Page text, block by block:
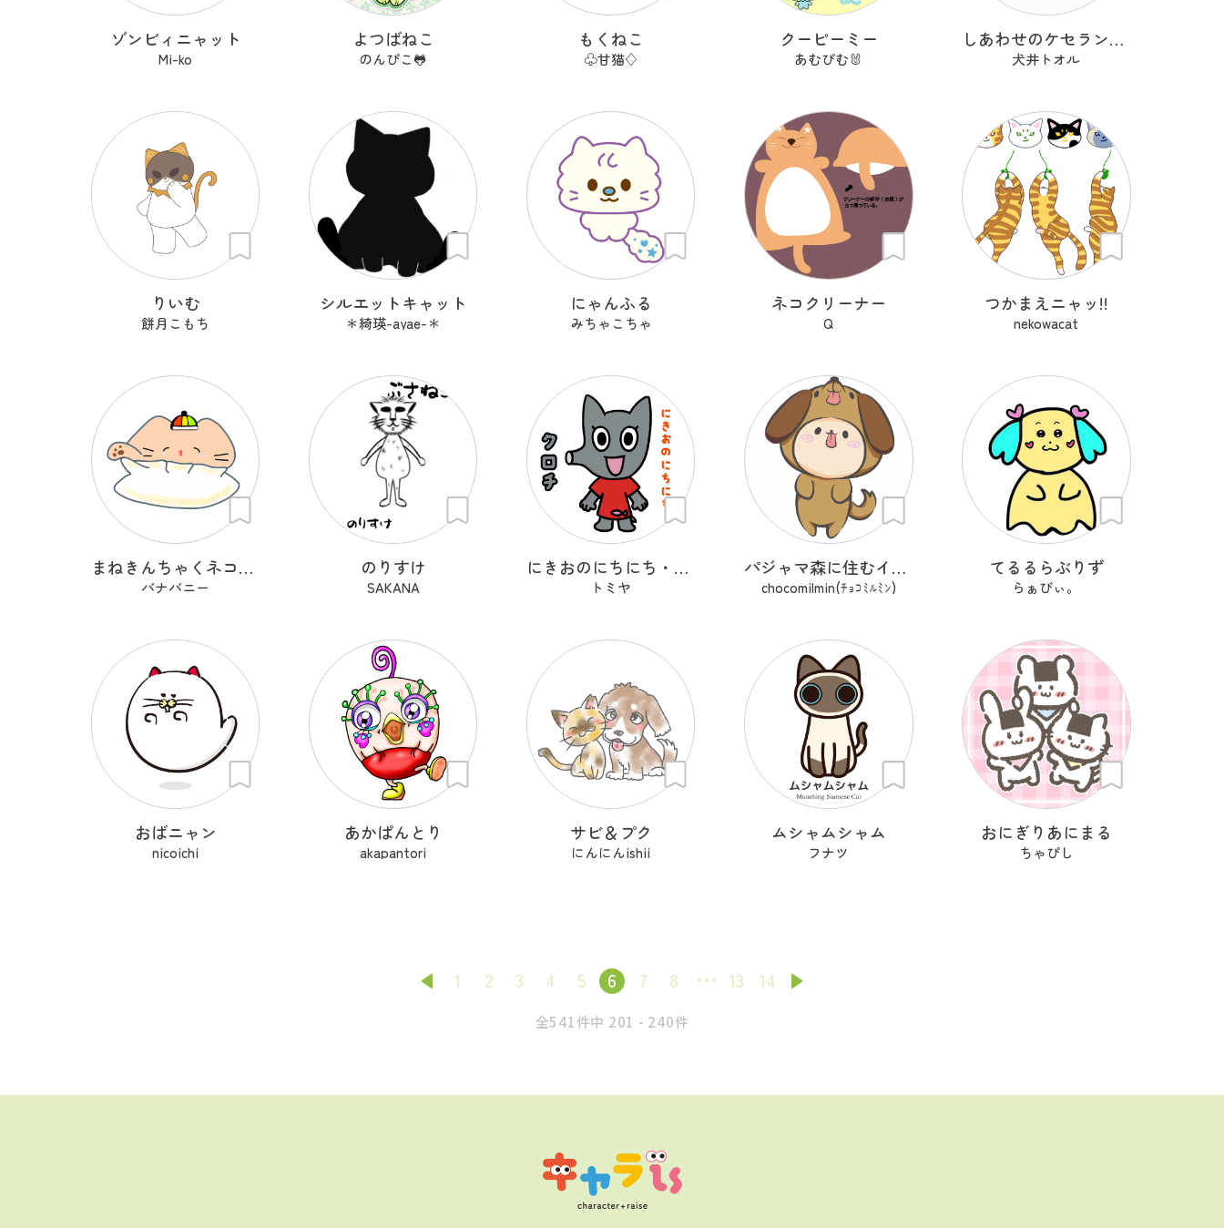
ゾンビィニャット
Mi-ko
よつばねこ
のんぴこ🐸
もくねこ
♧甘猫♢
クーピーミー
あむぴむ🐰
しあわせのケセランパサニャン
犬井トオル
りいむ
餅月こもち
シルエットキャット
＊綺瑛-ayae-＊
にゃんふる
みちゃこちゃ
ネコクリーナー
Q
つかまえニャッ!!
nekowacat
まねきんちゃくネコ（餃子巾着）
バナバニー
のりすけ
SAKANA
にきおのにちにち・クロチ
トミヤ
パジャマ森に住むイヌ？のワン
chocomilmin(ﾁｮｺﾐﾙﾐﾝ)
てるるらぶりず
らぁびぃ。
おばニャン
nicoichi
あかぱんとり
akapantori
サビ＆プク
にんにんishii
ムシャムシャム
フナツ
おにぎりあにまる
ちゃぴし
1 2 3 4 5 6 7 8 13 14
全541件中 201 - 240件